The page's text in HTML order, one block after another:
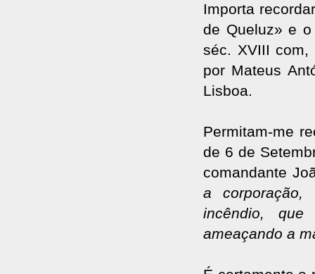
Importa
de Queluz» e
séc. XVIII com,
por Mateus
Lisboa.
Permitam-me
de 6 de
comandante
a corporação,
incêndio,
ameaçando a